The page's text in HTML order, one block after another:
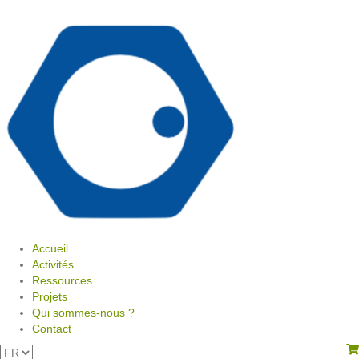
Accueil
Activités
Ressources
Projets
Qui sommes-nous ?
Contact
View your shopping cart
Choisir